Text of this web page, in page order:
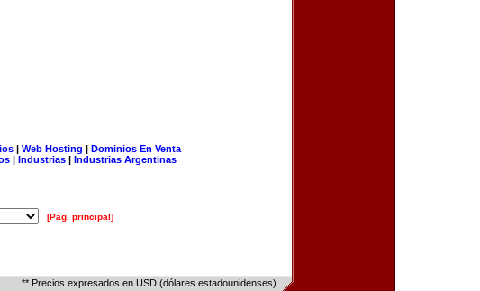
| Web Hosting | Dominios En Venta
| Industrias | Industrias Argentinas
[Pág. principal]
** Precios expresados en USD (dólares estadounidenses)